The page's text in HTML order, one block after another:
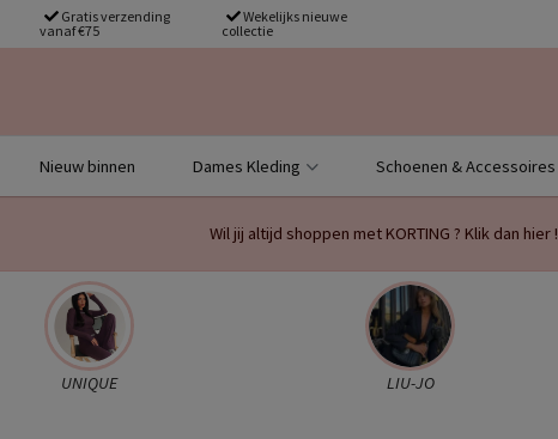
Gratis verzending
vanaf €75
Wekelijks nieuwe
collectie
Nieuw binnen Dames Kleding Schoenen & Accessoires
Wil jij altijd shoppen met KORTING ? Klik dan hier !
UNIQUE LIU-JO